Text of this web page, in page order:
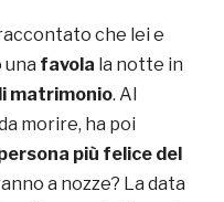
che lei e
una favola la notte in
matrimonio. Al
morire, ha poi
più felice del
a nozze? La data